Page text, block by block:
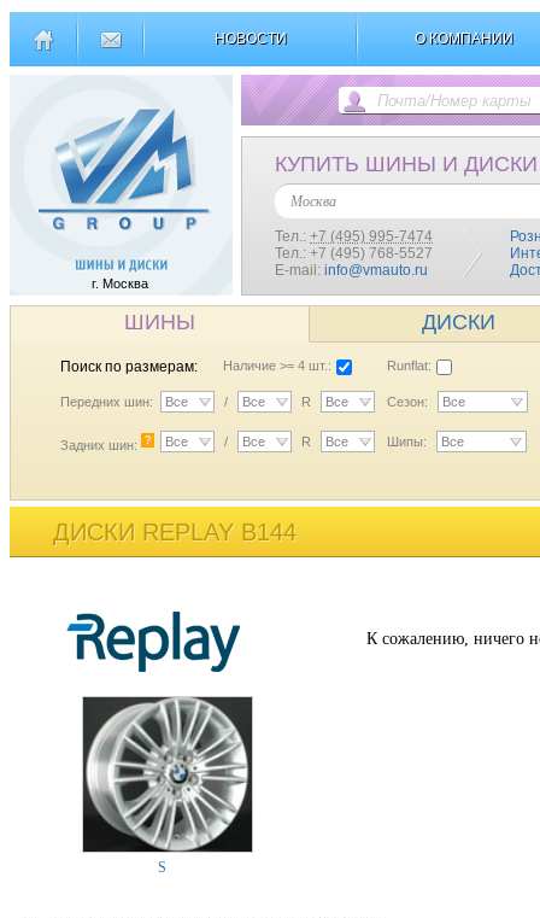
НОВОСТИ О КОМПАНИИ
г. Москва
КУПИТЬ ШИНЫ И ДИСКИ
Москва
Тел.: +7 (495) 995-7474
Тел.: +7 (495) 768-5527
E-mail: info@vmauto.ru
ШИНЫ ДИСКИ
Поиск по размерам: Наличие >= 4 шт.: Runflat:
Передних шин: Все / Все R Все Сезон: Все
Задних шин: ? Все / Все R Все Шипы: Все
ДИСКИ REPLAY B144
S
К сожалению, ничего